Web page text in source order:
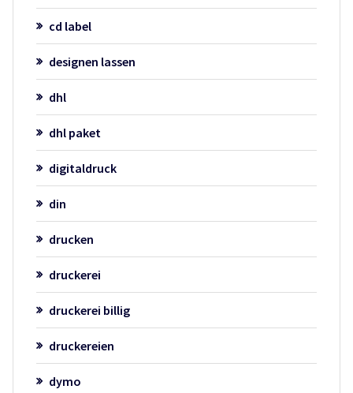
cd label
designen lassen
dhl
dhl paket
digitaldruck
din
drucken
druckerei
druckerei billig
druckereien
dymo